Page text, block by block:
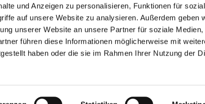
und Anzeigen zu personalisieren, Funktionen für
auf unsere Website zu analysieren. Außerdem geben
unserer Website an unsere Partner für soziale Medien,
führen diese Informationen möglicherweise mit
haben oder die sie im Rahmen Ihrer Nutzung der